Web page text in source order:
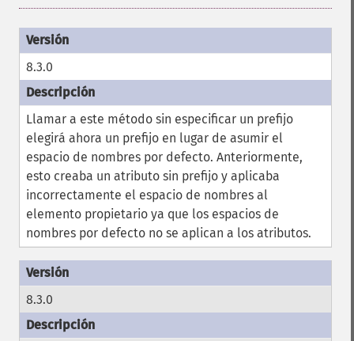
8.3.0
Llamar a este método sin especificar un prefijo
elegirá ahora un prefijo en lugar de asumir el
espacio de nombres por defecto. Anteriormente,
esto creaba un atributo sin prefijo y aplicaba
incorrectamente el espacio de nombres al
elemento propietario ya que los espacios de
nombres por defecto no se aplican a los atributos.
8.3.0